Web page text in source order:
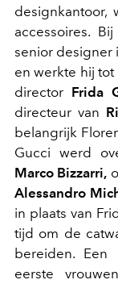
designkantoor,
accessoires.
senior designer
en werkte hij
director Frida
directeur van
belangrijk
Gucci werd
Marco Bizzarri,
Alessandro
in plaats van
tijd om de
bereiden. Een
eerste